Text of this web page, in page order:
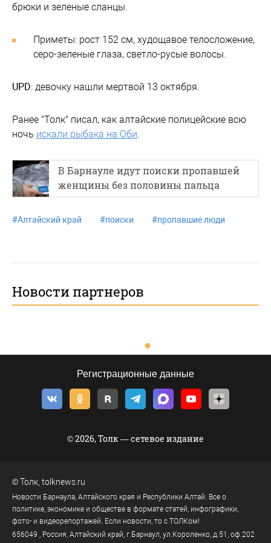
брюки и зеленые сланцы.
Приметы: рост 152 см, худощавое телосложение,
серо-зеленые глаза, светло-русые волосы.
UPD: девочку нашли мертвой 13 октября.
Ранее "Толк" писал, как алтайские полицейские всю
ночь искали рыбака на Оби
В Барнауле идут поиски пропавшей
женщины без половины пальца
#Алтайский край #поиски #пропавшие люди
Новости партнеров
Регистрационные данные
© 2026, Толк — сетевое издание
©Толк tolknews.ru
Новости Барнаула, Алтайского края и Республики Алтай. Все о
политике, экономике и обществе в формате статей, инфографики,
фото- и видеорепортажей. Если новости, то с ТОЛКом!
656049
, Россия, Алтайский край, г. Барнаул ул.Короленко, д.51, оф.202